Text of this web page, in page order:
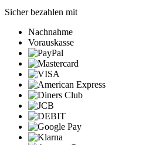
Sicher bezahlen mit
Nachnahme
Vorauskasse